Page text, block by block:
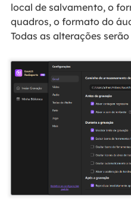
local de salvamento, o
quadros, o formato do
Todas as alterações